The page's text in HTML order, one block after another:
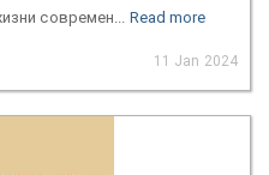
современ... Read more
11 Jan 2024